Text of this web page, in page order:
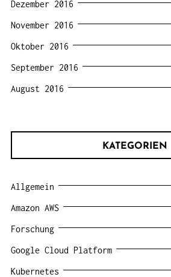
Dezember 2016
November 2016
Oktober 2016
September 2016
August 2016
KATEGORIEN
Allgemein
Amazon AWS
Forschung
Google Cloud Platform
Kubernetes